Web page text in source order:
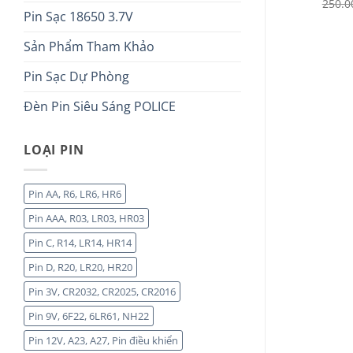
Pin Sạc 18650 3.7V
Sản Phẩm Tham Khảo
Pin Sạc Dự Phòng
Đèn Pin Siêu Sáng POLICE
LOẠI PIN
Pin AA, R6, LR6, HR6
Pin AAA, R03, LR03, HR03
Pin C, R14, LR14, HR14
Pin D, R20, LR20, HR20
Pin 3V, CR2032, CR2025, CR2016
Pin 9V, 6F22, 6LR61, NH22
Pin 12V, A23, A27, Pin điều khiển
₫.
₫Giá
hiện
tại
là: